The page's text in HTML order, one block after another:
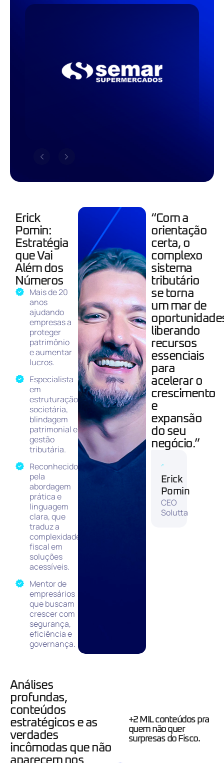
Erick
Pomin:
Estratégia
que Vai
Além dos
Números
Mais de 20
anos
ajudando
empresas a
proteger
patrimônio
e aumentar
lucros.
Especialista
em
estruturação
societária,
blindagem
patrimonial e
gestão
tributária.
Reconhecido
pela
abordagem
prática e
linguagem
clara, que
traduz a
complexidade
fiscal em
soluções
acessíveis.
Mentor de
empresários
que buscam
crescer com
segurança,
eficiência e
governança.
“Com a
orientação
certa, o
complexo
sistema
tributário
se torna
um mar de
liberando
recursos
essenciais
para
acelerar o
crescimento
e
expansão
do seu
negócio.”
Erick
Pomin
CEO
Solutta
Análises
profundas,
conteúdos
estratégicos e as
verdades
incômodas que não
aparecem nos
+2 MIL conteúdos pra
quem não quer
surpresas do Fisco.